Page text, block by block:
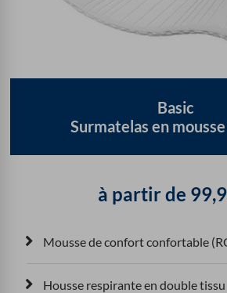
Basic
Surmatelas en
à partir de
Mousse de confort confortable
Housse respirante en double tissu